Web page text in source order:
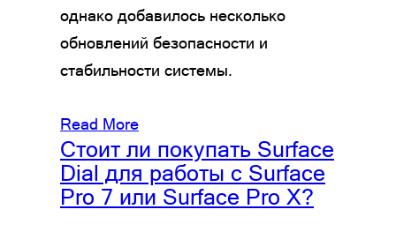
однако добавилось несколько
обновлений безопасности и
стабильности системы.
Read More
Стоит ли покупать Surface
Dial для работы с Surface
Pro 7 или Surface Pro X?